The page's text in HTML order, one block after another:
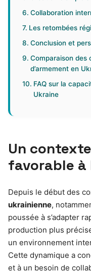
Collaboration
Les retombées
Conclusion et
Comparaison des
d’armement en
FAQ sur la
Ukraine
Un
favorable à
Depuis le début des
ukrainienne,
poussée à s’adapter
production plus
un environnement
Cette dynamique a
et à un besoin de